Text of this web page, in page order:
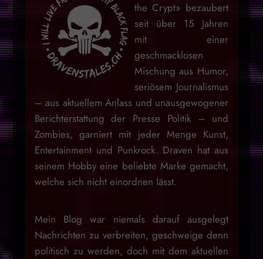
the Crypt» bezaubert
seit über 15 Jahren
mit einer
geschmacklosen
Mischung aus Humor,
seriösem Journalismus
– aus aktuellem Anlass und unausgewogener
Berichterstattung der Presse Politik – und
Zombies, garniert mit jeder Menge Kunst,
Entertainment und Punkrock. Draven hat aus
seinem Hobby eine beliebte Marke gemacht,
welche sich nicht einordnen lässt.
Mein Blog war niemals darauf ausgelegt
Nachrichten zu verbreiten, geschweige denn
politisch zu werden, doch mit dem aktuellen